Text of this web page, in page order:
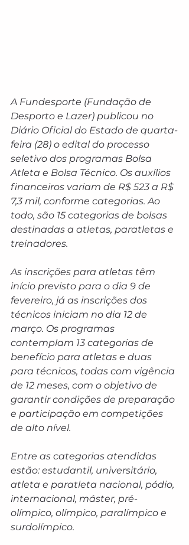
A Fundesporte (Fundação de
Desporto e Lazer) publicou no
Diário Oficial do Estado de quarta-
feira (28) o edital do processo
seletivo dos programas Bolsa
Atleta e Bolsa Técnico. Os auxílios
financeiros variam de R$ 523 a R$
7,3 mil, conforme categorias. Ao
todo, são 15 categorias de bolsas
destinadas a atletas, paratletas e
treinadores.
As inscrições para atletas têm
início previsto para o dia 9 de
fevereiro, já as inscrições dos
técnicos iniciam no dia 12 de
março. Os programas
contemplam 13 categorias de
benefício para atletas e duas
para técnicos, todas com vigência
de 12 meses, com o objetivo de
garantir condições de preparação
e participação em competições
de alto nível.
Entre as categorias atendidas
estão: estudantil, universitário,
atleta e paratleta nacional, pódio,
internacional, máster, pré-
olímpico, olímpico, paralímpico e
surdolímpico.